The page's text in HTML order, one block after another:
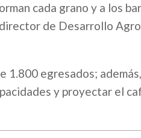
cada grano y a los
de Desarrollo
1.800 egresados;
y proyectar el